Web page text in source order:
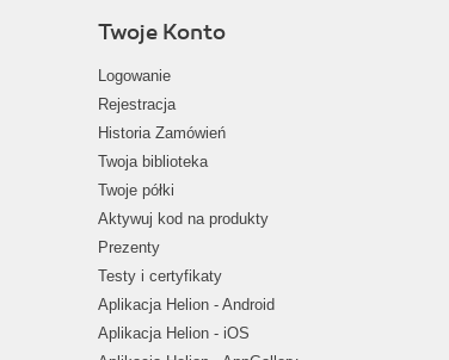
Twoje Konto
Logowanie
Rejestracja
Historia Zamówień
Twoja biblioteka
Twoje półki
Aktywuj kod na produkty
Prezenty
Testy i certyfikaty
Aplikacja Helion - Android
Aplikacja Helion - iOS